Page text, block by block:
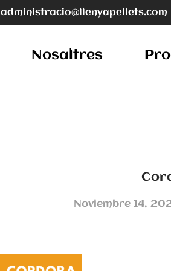
administracio@llenyapellets.com
Nosaltres
noviembre 14,